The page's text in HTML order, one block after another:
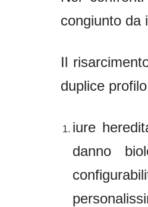
congiunto da
Il
duplice
iure
danno